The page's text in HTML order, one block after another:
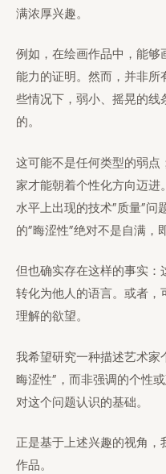
满浓厚兴趣。
例如，在绘画作品中，能
能力的证明。然而，并非
些情况下，弱小、摇晃的
的。
这可能不是任何类型的弱点
家才能朝着个性化方向迈
水平上出现的技术”质量”
的”晦涩性”绝对不是自满，
但也确实存在这样的事实
转化为他人的语言。或者
理解的欲望。
我希望研究一种描述艺术家
晦涩性”，而非强调的个性
对这个问题认识的基础。
正是基于上述兴趣的视角
作品。